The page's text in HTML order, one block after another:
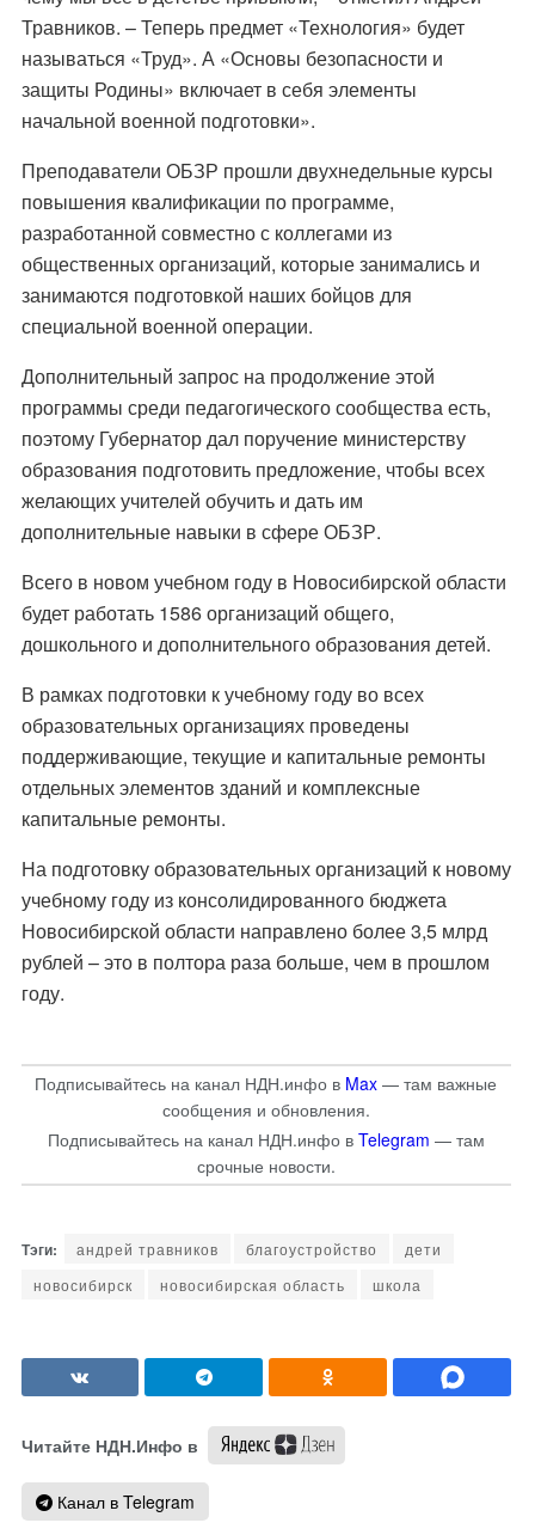
Травников. – Теперь предмет «Технология» будет
называться «Труд». А «Основы безопасности и
защиты Родины» включает в себя элементы
начальной военной подготовки».
Преподаватели ОБЗР прошли двухнедельные курсы
повышения квалификации по программе,
разработанной совместно с коллегами из
общественных организаций, которые занимались и
занимаются подготовкой наших бойцов для
специальной военной операции.
Дополнительный запрос на продолжение этой
программы среди педагогического сообщества есть,
поэтому Губернатор дал поручение министерству
образования подготовить предложение, чтобы всех
желающих учителей обучить и дать им
дополнительные навыки в сфере ОБЗР.
Всего в новом учебном году в Новосибирской области
будет работать 1586 организаций общего,
дошкольного и дополнительного образования детей.
В рамках подготовки к учебному году во всех
образовательных организациях проведены
поддерживающие, текущие и капитальные ремонты
отдельных элементов зданий и комплексные
капитальные ремонты.
На подготовку образовательных организаций к новому
учебному году из консолидированного бюджета
Новосибирской области направлено более 3,5 млрд
рублей – это в полтора раза больше, чем в прошлом
году.
Подписывайтесь на канал НДН.инфо в Max — там важные
сообщения и обновления.
Подписывайтесь на канал НДН.инфо в Telegram — там
срочные новости.
андрей травников благоустройство
дети
новосибирск
новосибирская область школа
Читайте НДН.Инфо в
Канал в Telegram